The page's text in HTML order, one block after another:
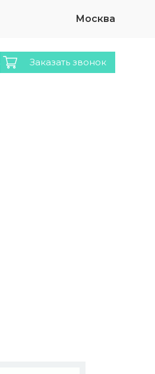
Москва
Заказать звонок